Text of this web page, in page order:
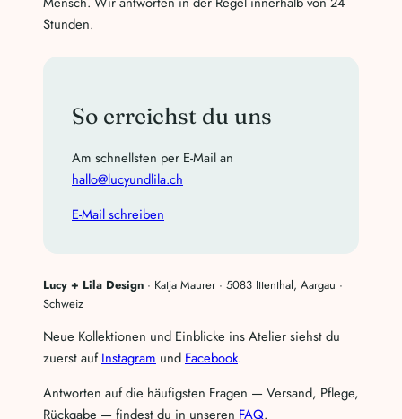
Stunden.
So erreichst du uns
Am schnellsten per E-Mail an
hallo@lucyundlila.ch
E-Mail schreiben
Lucy + Lila Design · Katja Maurer · 5083 Ittenthal, Aargau ·
Schweiz
Neue Kollektionen und Einblicke ins Atelier siehst du
zuerst aufInstagram und Facebook.
Antworten auf die häufigsten Fragen — Versand, Pflege,
Rückgabe — findest du in unseren FAQ.